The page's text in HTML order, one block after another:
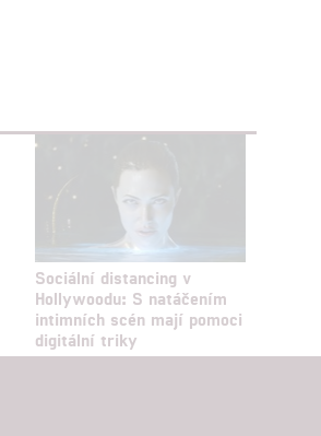
Sociální distancing v
Hollywoodu: S natáčením
intimních scén mají pomoci
digitální triky